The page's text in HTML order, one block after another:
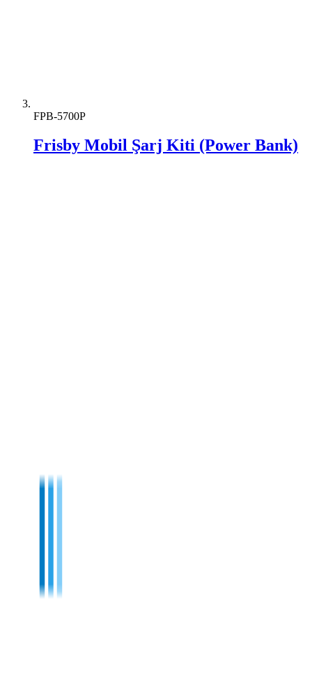
FPB-5700P
Frisby Mobil Şarj Kiti (Power Bank)